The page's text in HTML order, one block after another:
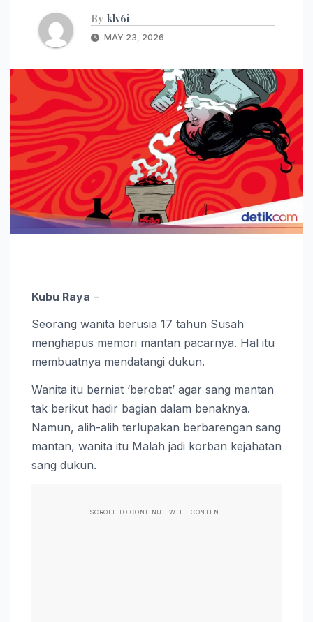
By klv6i
MAY 23, 2026
Kubu Raya –
Seorang wanita berusia 17 tahun Susah
menghapus memori mantan pacarnya. Hal itu
membuatnya mendatangi dukun.
Wanita itu berniat ‘berobat’ agar sang mantan
tak berikut hadir bagian dalam benaknya.
Namun, alih-alih terlupakan berbarengan sang
mantan, wanita itu Malah jadi korban kejahatan
sang dukun.
SCROLL TO CONTINUE WITH CONTENT